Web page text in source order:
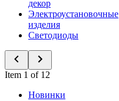
декор
Электроустановочные
изделия
Светодиоды
Item 1 of 12
Новинки